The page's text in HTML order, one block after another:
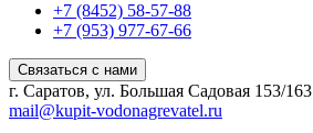
+7 (8452) 58-57-88
+7 (953) 977-67-66
Связаться с нами
г. Саратов, ул. Большая Садовая 153/163
mail@kupit-vodonagrevatel.ru